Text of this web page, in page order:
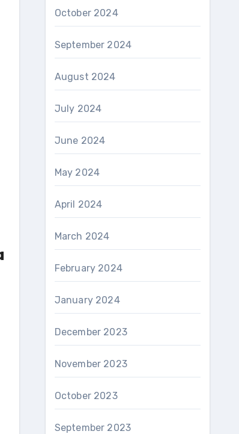
October 2024
September 2024
August 2024
July 2024
June 2024
May 2024
April 2024
March 2024
February 2024
January 2024
December 2023
November 2023
October 2023
September 2023